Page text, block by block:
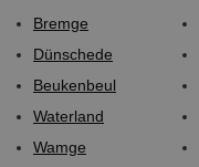
Bremge
Dünschede
Beukenbeul
Waterland
Wamge